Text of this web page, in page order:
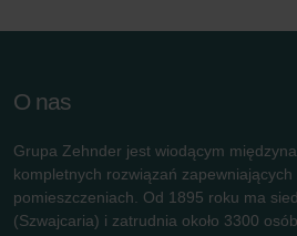
O nas
Grupa Zehnder jest wiodącym
kompletnych rozwiązań
pomieszczeniach. Od 1895 roku ma
(Szwajcaria) i zatrudnia około 3300